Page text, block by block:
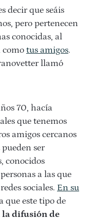
decir que seáis
pero pertenecen
conocidas, al
tus amigos.
llamó
70, hacía
que tenemos
amigos cercanos
ser
conocidos
a las que
sociales. En su
que este tipo de
la difusión de